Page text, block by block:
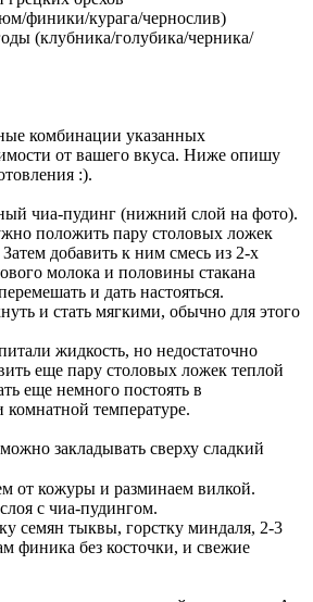
финики/курага/чернослив)
(клубника/голубика/черника/
комбинации указанных
от вашего вкуса. Ниже опишу
:).
чиа-пудинг (нижний слой на фото).
положить пару столовых ложек
добавить к ним смесь из 2-х
молока и половины стакана
и дать настояться.
и стать мягкими, обычно для этого
жидкость, но недостаточно
еще пару столовых ложек теплой
еще немного постоять в
температуре.
закладывать сверху сладкий
от кожуры и разминаем вилкой.
с чиа-пудингом.
семян тыквы, горстку миндаля, 2-3
финика без косточки, и свежие